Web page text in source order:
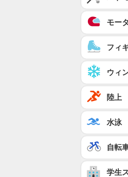
モー
フィ
ウィ
陸上
水泳
自転
学生